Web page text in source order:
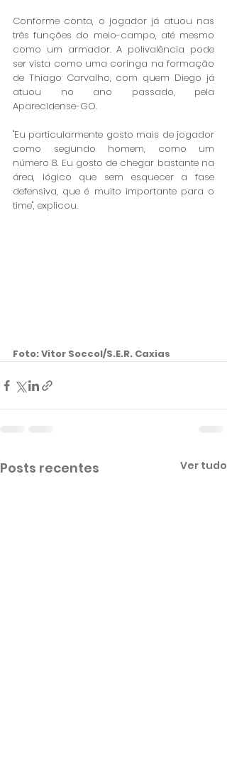
Conforme conta, o jogador já atuou nas
três funções do meio-campo, até mesmo
como um armador. A polivalência pode
ser vista como uma coringa na formação
de Thiago Carvalho, com quem Diego já
atuou no ano passado, pela
Aparecidense-GO.
"Eu particularmente gosto mais de jogador
como segundo homem, como um
número 8. Eu gosto de chegar bastante na
área, lógico que sem esquecer a fase
defensiva, que é muito importante para o
time", explicou.
Foto: Vitor Soccol/S.E.R. Caxias
Posts recentes Ver tudo